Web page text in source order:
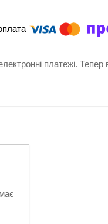
платежі.